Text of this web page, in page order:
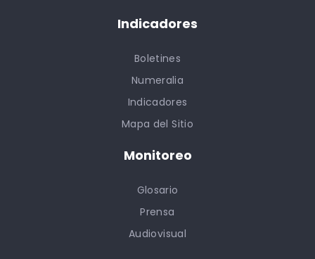
Indicadores
Boletines
Numeralia
Indicadores
Mapa del Sitio
Monitoreo
Glosario
Prensa
Audiovisual